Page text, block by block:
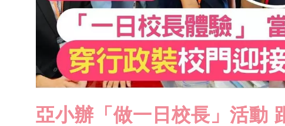
亞小辦「做一日校長」活動